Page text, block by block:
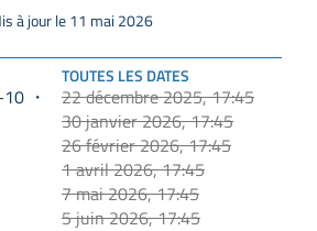
TOUTES LES DATES
22 décembre 2025, 17:45
30 janvier 2026, 17:45
26 février 2026, 17:45
1 avril 2026, 17:45
7 mai 2026, 17:45
5 juin 2026, 17:45
à jour le 11 mai 2026